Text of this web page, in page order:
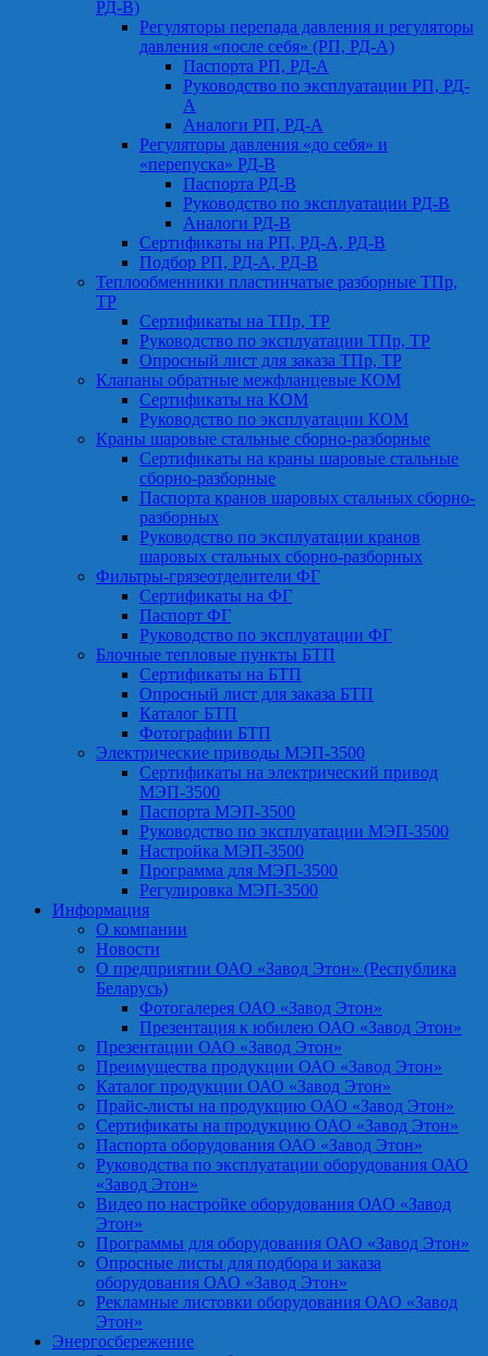
РД-В)
Регуляторы перепада давления и регуляторы
давления «после себя» (РП, РД-А)
Паспорта РП, РД-А
Руководство по эксплуатации РП, РД-
А
Аналоги РП, РД-А
Регуляторы давления «до себя» и
«перепуска» РД-В
Паспорта РД-В
Руководство по эксплуатации РД-В
Аналоги РД-В
Сертификаты на РП, РД-А, РД-В
Подбор РП, РД-А, РД-В
Теплообменники пластинчатые разборные ТПр,
ТР
Сертификаты на ТПр, ТР
Руководство по эксплуатации ТПр, ТР
Опросный лист для заказа ТПр, ТР
Клапаны обратные межфланцевые КОМ
Сертификаты на КОМ
Руководство по эксплуатации КОМ
Краны шаровые стальные сборно-разборные
Сертификаты на краны шаровые стальные
сборно-разборные
Паспорта кранов шаровых стальных сборно-
разборных
Руководство по эксплуатации кранов
шаровых стальных сборно-разборных
Фильтры-грязеотделители ФГ
Сертификаты на ФГ
Паспорт ФГ
Руководство по эксплуатации ФГ
Блочные тепловые пункты БТП
Сертификаты на БТП
Опросный лист для заказа БТП
Каталог БТП
Фотографии БТП
Электрические приводы МЭП-3500
Сертификаты на электрический привод
МЭП-3500
Паспорта МЭП-3500
Руководство по эксплуатации МЭП-3500
Настройка МЭП-3500
Программа для МЭП-3500
Регулировка МЭП-3500
Информация
О компании
Новости
О предприятии ОАО «Завод Этон» (Республика
Беларусь)
Фотогалерея ОАО «Завод Этон»
Презентация к юбилею ОАО «Завод Этон»
Презентации ОАО «Завод Этон»
Преимущества продукции ОАО «Завод Этон»
Каталог продукции ОАО «Завод Этон»
Прайс-листы на продукцию ОАО «Завод Этон»
Сертификаты на продукцию ОАО «Завод Этон»
Паспорта оборудования ОАО «Завод Этон»
Руководства по эксплуатации оборудования ОАО
«Завод Этон»
Видео по настройке оборудования ОАО «Завод
Этон»
Программы для оборудования ОАО «Завод Этон»
Опросные листы для подбора и заказа
оборудования ОАО «Завод Этон»
Рекламные листовки оборудования ОАО «Завод
Этон»
Энергосбережение